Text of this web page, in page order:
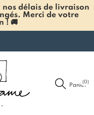
nos délais de livraison
Merci de votre
! 🚚
Panier
(0)